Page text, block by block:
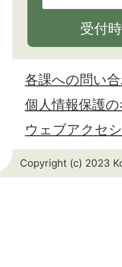
受付
各課への問い
個人情報保護
ウェブアクセ
Copyright (c) 2023